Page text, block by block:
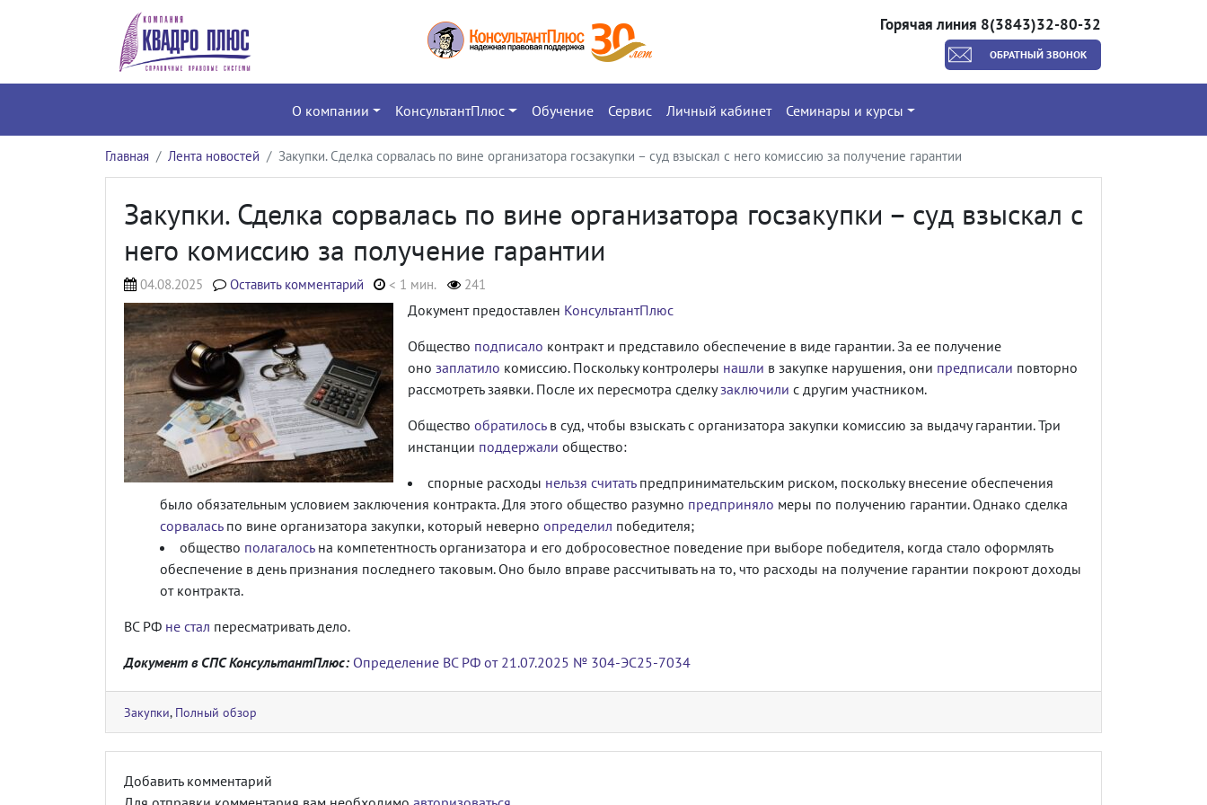
Горячая линия 8(3843)32-80-32
ОБРАТНЫЙ ЗВОНОК
О компании КонсультантПлюс Обучение Сервис Личный кабинет Семинары и курсы
Главная Лента новостей Закупки. Сделка сорвалась по вине организатора госзакупки – суд взыскал с него комиссию за получение гарантии
Закупки. Сделка сорвалась по вине организатора госзакупки – суд взыскал с
него комиссию за получение гарантии
04.08.2025 Оставить комментарий < 1 мин. 241
Документ предоставлен КонсультантПлюс
Общество подписало контракт и представило обеспечение в виде гарантии. За ее получение
оно заплатило комиссию. Поскольку контролеры нашли в закупке нарушения, они предписали повторно
рассмотреть заявки. После их пересмотра сделкузаключили с другим участником.
Общество обратилосьв суд, чтобы взыскать с организатора закупки комиссию за выдачу гарантии. Три
инстанции поддержали общество:
спорные расходы нельзя считатьпредпринимательским риском, поскольку внесение обеспечения
было обязательным условием заключения контракта. Для этого общество разумно предприняло меры по получению гарантии. Однако сделка
сорваласьпо вине организатора закупки, который неверно определил победителя;
общество полагалосьна компетентность организатора и его добросовестное поведение при выборе победителя, когда стало оформлять
обеспечение в день признания последнего таковым. Оно было вправе рассчитывать на то, что расходы на получение гарантии покроют доходы
от контракта.
ВС РФ не стал пересматривать дело.
Документ в СПС КонсультантПлюс: Определение ВС РФ от 21.07.2025 № 304-ЭС25-7034
Закупки, Полный обзор
Добавить комментарий